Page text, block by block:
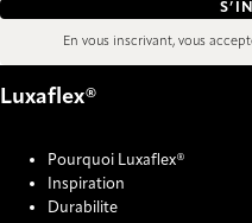
En vous inscrivant, vous
Luxaflex®
Pourquoi Luxaflex®
Inspiration
Durabilite